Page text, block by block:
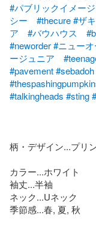
#パブリックイメー
シー
#thecure#ザ
ア
#バウハウス
#neworder#ニュー
ージュニア
#pavement#sebadoh
#talkingheads #sting
柄・デザイン...プリ
カラー...ホワイト
袖丈...半袖
ネック...Uネック
季節感...春, 夏, 秋